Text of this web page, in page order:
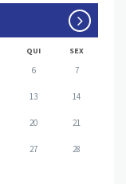
QUI SEX
6 7
13 14
20 21
27 28